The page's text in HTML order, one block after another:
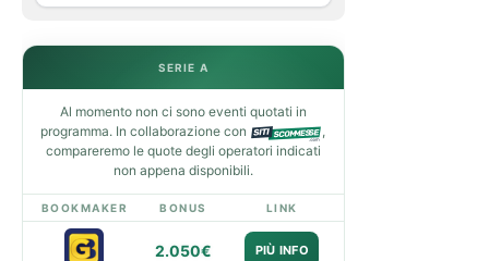
SERIE A
Al momento non ci sono eventi quotati in
programma. In collaborazione con
,
compareremo le quote degli operatori indicati
non appena disponibili.
BOOKMAKER BONUS LINK
2.050€ PIÙ INFO